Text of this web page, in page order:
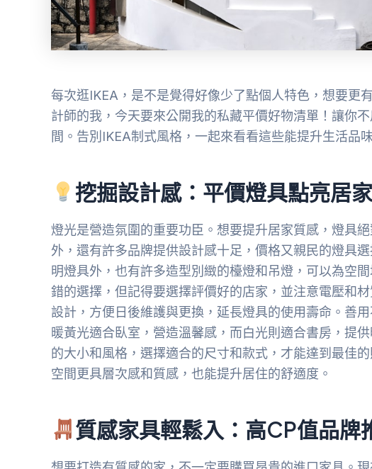
每次逛IKEA，是不是覺得好像少了點個人特色，想要更
計師的我，今天要來公開我的私藏平價好物清單！讓你
間。告別IKEA制式風格，一起來看看這些能提升生活品
挖掘設計感：平價燈具點亮居
燈光是營造氛圍的重要功臣。想要提升居家質感，燈具
外，還有許多品牌提供設計感十足，價格又親民的燈具
明燈具外，也有許多造型別緻的檯燈和吊燈，可以為空
錯的選擇，但記得要選擇評價好的店家，並注意電壓和
設計，方便日後維護與更換，延長燈具的使用壽命。善
暖黃光適合臥室，營造溫馨感，而白光則適合書房，提
的大小和風格，選擇適合的尺寸和款式，才能達到最佳
空間更具層次感和質感，也能提升居住的舒適度。
質感家具輕鬆入：高CP值品牌